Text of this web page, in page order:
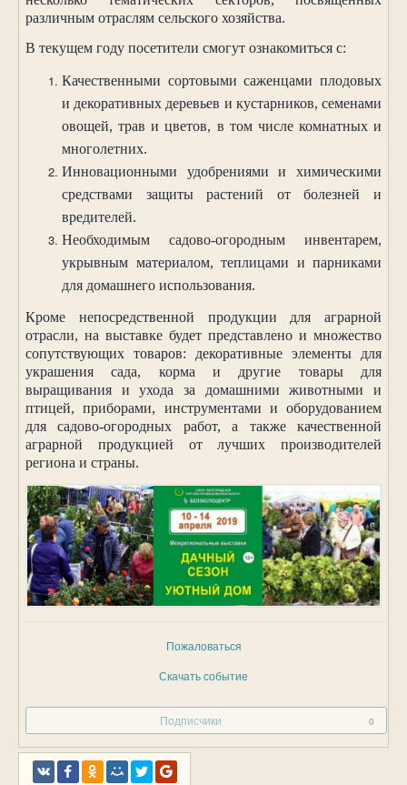
различным отраслям сельского хозяйства.
В текущем году посетители смогут ознакомиться с:
Качественными сортовыми саженцами плодовых
и декоративных деревьев и кустарников, семенами
овощей, трав и цветов, в том числе комнатных и
многолетних.
Инновационными удобрениями и химическими
средствами защиты растений от болезней и
вредителей.
Необходимым садово-огородным инвентарем,
укрывным материалом, теплицами и парниками
для домашнего использования.
Кроме непосредственной продукции для аграрной
отрасли, на выставке будет представлено и множество
сопутствующих товаров: декоративные элементы для
украшения сада, корма и другие товары для
выращивания и ухода за домашними животными и
птицей, приборами, инструментами и оборудованием
для садово-огородных работ, а также качественной
аграрной продукцией от лучших производителей
региона и страны.
Пожаловаться
Скачать событие
Подписчики 0